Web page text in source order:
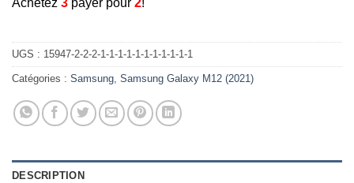
UGS : 15947-2-2-2-1-1-1-1-1-1-1-1-1-1-1
Catégories : Samsung Samsung Galaxy M12 (2021)
DESCRIPTION